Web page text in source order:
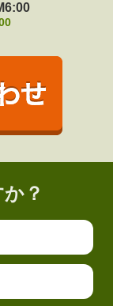
？